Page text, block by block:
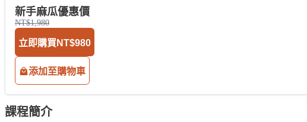
新手麻瓜優惠價
NT$1,980
立即購買 NT$980
添加至購物車
課程簡介